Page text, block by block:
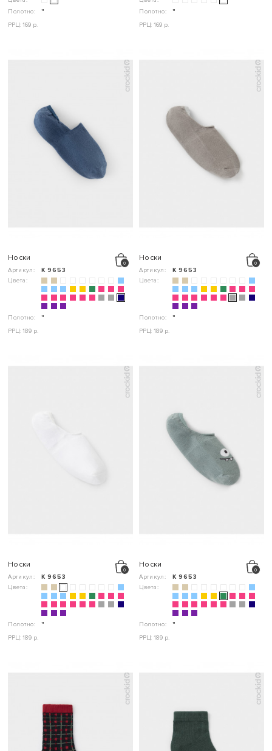
Полотно:
"
РРЦ: 169 р.
Полотно:
"
РРЦ: 169 р.
Носки
Артикул:
К 9653
Цвета:
Полотно:
"
РРЦ: 189 р.
Носки
Артикул:
К 9653
Цвета:
Полотно:
"
РРЦ: 189 р.
Носки
Артикул:
К 9653
Цвета:
Полотно:
"
РРЦ: 189 р.
Носки
Артикул:
К 9653
Цвета:
Полотно:
"
РРЦ: 189 р.